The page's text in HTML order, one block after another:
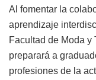
Al fomentar la
aprendizaje
Facultad de Moda y
preparará a
profesiones de la